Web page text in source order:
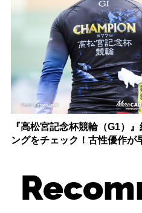
『高松宮記念杯競輪（G1）
ングをチェック！古性優作が